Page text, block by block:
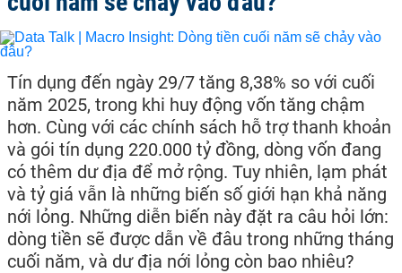
Tín dụng đến ngày 29/7 tăng 8,38% so với cuối
năm 2025, trong khi huy động vốn tăng chậm
hơn. Cùng với các chính sách hỗ trợ thanh khoản
và gói tín dụng 220.000 tỷ đồng, dòng vốn đang
có thêm dư địa để mở rộng. Tuy nhiên, lạm phát
và tỷ giá vẫn là những biến số giới hạn khả năng
nới lỏng. Những diễn biến này đặt ra câu hỏi lớn:
dòng tiền sẽ được dẫn về đâu trong những tháng
cuối năm, và dư địa nới lỏng còn bao nhiêu?